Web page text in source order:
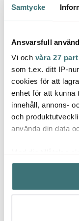
Samtycke
Ansvarsfull
Vi och våra 27
som t.ex. ditt IP-
cookies för att
enhet för att kunna
innehåll, annons-
och
använda din data
Samla in
kan ha en
Identifiera din
Ta reda på mer
Iittala
Valkea Ljuslykta 6
Klar